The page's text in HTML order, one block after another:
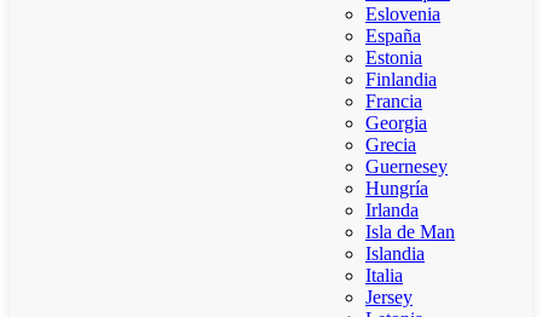
Eslovenia
España
Estonia
Finlandia
Francia
Georgia
Grecia
Guernesey
Hungría
Irlanda
Isla de Man
Islandia
Italia
Jersey